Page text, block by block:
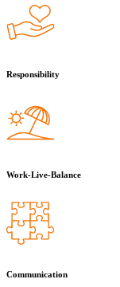
Responsibility
Work-Live-Balance
Communication